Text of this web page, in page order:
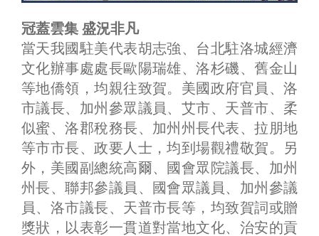
冠蓋雲集 盛況非凡
當天我國駐美代表胡志強、台北駐洛城經濟
文化辦事處處長歐陽瑞雄、洛杉磯、舊金山
等地僑領，均親往致賀。美國政府官員、洛
市議長、加州參眾議員、艾市、天普市、柔
似蜜、洛郡稅務長、加州州長代表、拉朋地
等市市長、政要人士，均到場觀禮敬賀。另
外，美國副總統高爾、國會眾院議長、加州
州長、聯邦參議員、國會眾議員、加州參議
員、洛市議長、天普市長等，均致賀詞或贈
獎狀，以表彰一貫道對當地文化、治安的貢